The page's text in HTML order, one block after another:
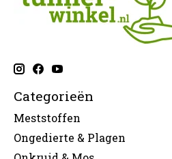
Categorieën
Meststoffen
Ongedierte & Plagen